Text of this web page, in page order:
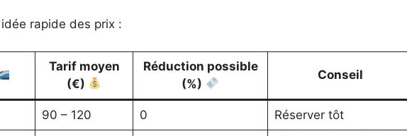
rapide des prix :
Tarif moyen
(€)
Réduction possible
(%)
Conseil
90 – 120 0 Réserver tôt